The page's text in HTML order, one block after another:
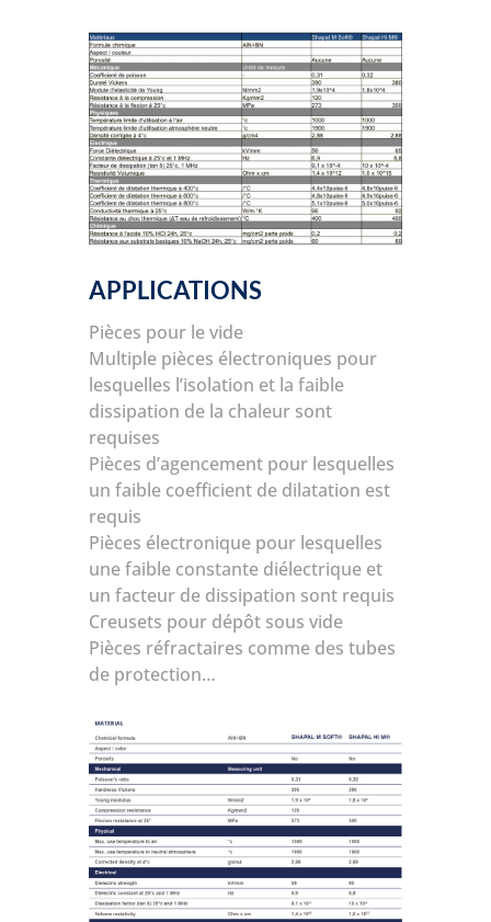
APPLICATIONS
Pièces pour le vide
Multiple pièces électroniques pour
lesquelles l’isolation et la faible
dissipation de la chaleur sont
requises
Pièces d’agencement pour lesquelles
un faible coefficient de dilatation est
requis
Pièces électronique pour lesquelles
une faible constante diélectrique et
un facteur de dissipation sont requis
Creusets pour dépôt sous vide
Pièces réfractaires comme des tubes
de protection…